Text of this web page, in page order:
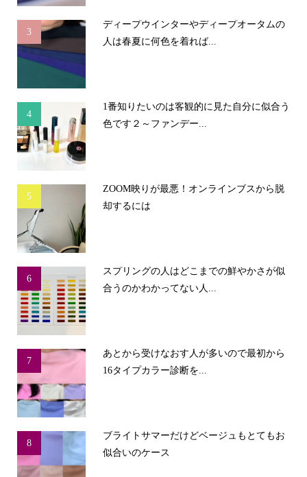
3
ディープウインターやディープオータムの
人は春夏に何色を着れば...
4
1番知りたいのは客観的に見た自分に似合う
色です２～ファンデー...
5
ZOOM映りが最悪！オンラインブスから脱
却するには
6
スプリングの人はどこまでの鮮やかさが似
合うのかわかってない人...
7
あとから受けなおす人が多いので最初から
16タイプカラー診断を...
8
ブライトサマーだけどベージュもとてもお
似合いのケース